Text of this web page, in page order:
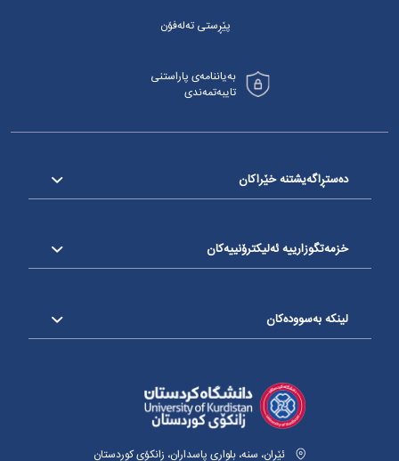
پێڕستی تەلەفۆن
بەیاننامەی پاراستنی
تایبەتمەندی
دەستڕاگەیشتنە خێراکان
خزمەتگوزارییە ئەلیکترۆنییەکان
لینکە بەسوودەکان
ئێران، سنە، بلواری پاسداران، زانکۆی کوردستان